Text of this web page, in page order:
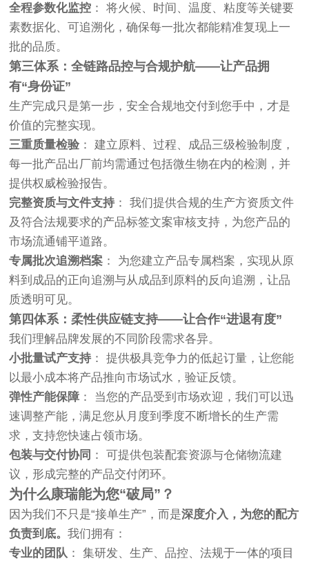
全程参数化监控 ： 将火候、时间、温度、粘度等关键要
素数据化、可追溯化，确保每一批次都能精准复现上一
批的品质。
第三体系：全链路品控与合规护航——让产品拥
有“身份证”
生产完成只是第一步，安全合规地交付到您手中，才是
价值的完整实现。
三重质量检验： 建立原料、过程、成品三级检验制度，
每一批产品出厂前均需通过包括微生物在内的检测，并
提供权威检验报告。
完整资质与文件支持 ： 我们提供合规的生产方资质文件
及符合法规要求的产品标签文案审核支持，为您产品的
市场流通铺平道路。
专属批次追溯档案 ： 为您建立产品专属档案，实现从原
料到成品的正向追溯与从成品到原料的反向追溯，让品
质透明可见。
第四体系：柔性供应链支持——让合作“进退有度”
我们理解品牌发展的不同阶段需求各异。
小批量试产支持 ： 提供极具竞争力的低起订量，让您能
以最小成本将产品推向市场试水，验证反馈。
弹性产能保障 ： 当您的产品受到市场欢迎，我们可以迅
速调整产能，满足您从月度到季度不断增长的生产需
求，支持您快速占领市场。
包装与交付协同 ： 可提供包装配套资源与仓储物流建
议，形成完整的产品交付闭环。
为什么康瑞能为您“破局”？
因为我们不只是“接单生产”，而是深度介入，为您的配方
负责到底。我们拥有：
专业的团队 ： 集研发、生产、品控、法规于一体的项目